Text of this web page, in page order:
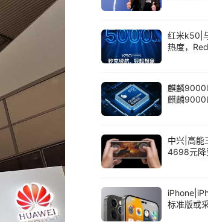
红米k50|
热度，
麒麟
麒麟
中兴|高能
4698元降
标准版或